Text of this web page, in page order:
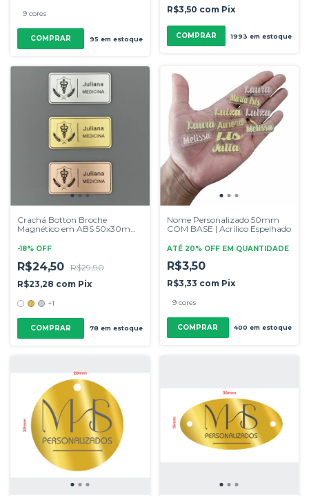
9 cores
COMPRAR 95 em estoque
R$3,50 com Pix
COMPRAR 1993 em estoque
Crachá Botton Broche
Magnético em ABS 50x30mm
-18% OFF
R$24,50 R$29,90
R$23,28 com Pix
+1
COMPRAR 78 em estoque
Nome Personalizado 50mm
COM BASE | Acrílico Espelhado
ATÉ 20% OFF EM QUANTIDADE
R$3,50
R$3,33 com Pix
9 cores
COMPRAR 400 em estoque